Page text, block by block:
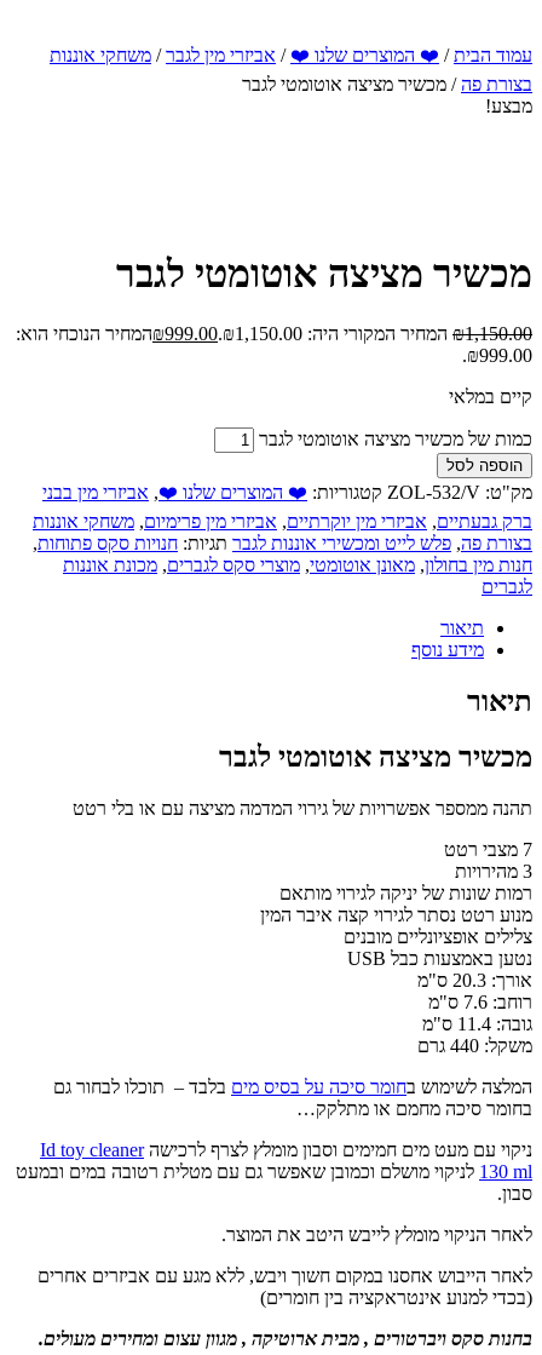
עמוד הבית/ ❤️ המוצרים שלנו ❤️ / אביזרי מין לגבר/ משחקי אוננות
בצורת פה/ מכשיר מציצה אוטומטי לגבר
מבצע!
מכשיר מציצה אוטומטי לגבר
₪1,150.00 המחיר המקורי היה: ₪1,150.00. ₪999.00
המחיר הנוכחי הוא:
₪999.00.
קיים במלאי
כמות של מכשיר מציצה אוטומטי לגבר
הוספה לסל
מק"ט: ZOL-532/V קטגוריות: ❤️ המוצרים שלנו ❤️, אביזרי מין בבני
ברק גבעתיים, אביזרי מין יוקרתיים, אביזרי מין פרימיום, משחקי אוננות
בצורת פה, פלש לייט ומכשירי אוננות לגבר תגיות: חנויות סקס פתוחות,
חנות מין בחולון, מאונן אוטומטי, מוצרי סקס לגברים, מכונת אוננות
לגברים
תיאור
מידע נוסף
תיאור
מכשיר מציצה אוטומטי לגבר
תהנה ממספר אפשרויות של גירוי המדמה מציצה עם או בלי רטט
7 מצבי רטט
3 מהירויות
רמות שונות של יניקה לגירוי מותאם
מנוע רטט נסתר לגירוי קצה איבר המין
צלילים אופציונליים מובנים
נטען באמצעות כבל USB
אורך: 20.3 ס"מ
רוחב: 7.6 ס"מ
גובה: 11.4 ס"מ
משקל: 440 גרם
המלצה לשימוש בחומר סיכה על בסיס מים בלבד – תוכלו לבחור גם
בחומר סיכה מחמם או מתלקק…
ניקוי עם מעט מים חמימים וסבון מומלץ לצרף לרכישהId toy cleaner
130 ml לניקוי מושלם וכמובן שאפשר גם עם מטלית רטובה במים ובמעט
סבון.
לאחר הניקוי מומלץ לייבש היטב את המוצר.
לאחר הייבוש אחסנו במקום חשוך ויבש, ללא מגע עם אביזרים אחרים
(בכדי למנוע אינטראקציה בין חומרים)
בחנות סקס ויברטורים , מבית ארוטיקה , מגוון עצום ומחירים מעולים.